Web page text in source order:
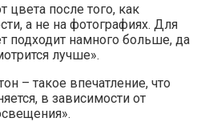
цвета после того, как
а не на фотографиях. Для
подходит намного больше, да
лучше».
– такое впечатление, что
в зависимости от